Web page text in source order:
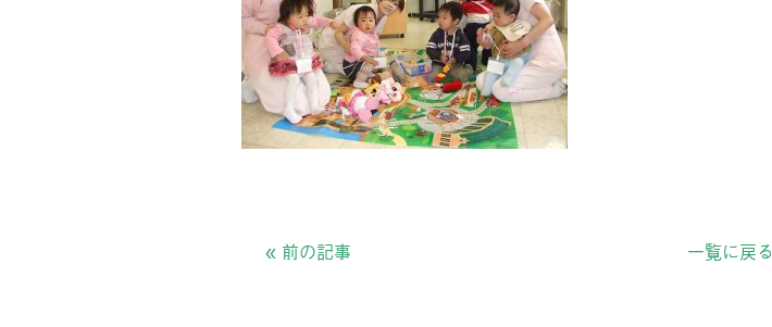
« 前の記事 一覧に戻る